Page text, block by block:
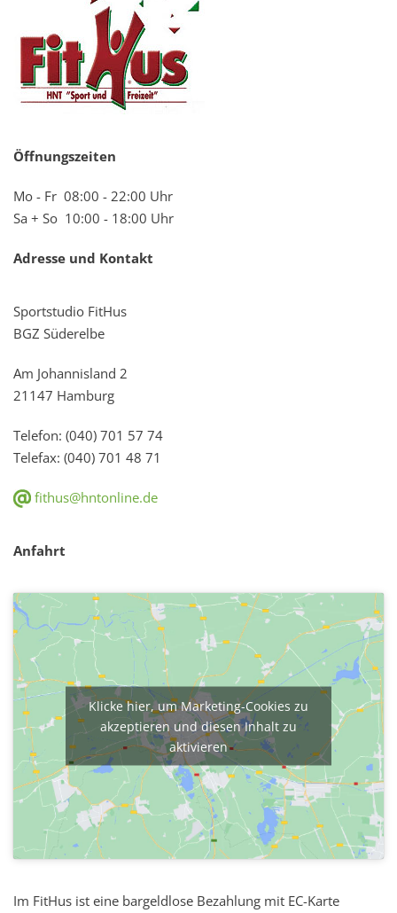
Öffnungszeiten
Mo - Fr 08:00 - 22:00 Uhr
Sa + So 10:00 - 18:00 Uhr
Adresse und Kontakt
Sportstudio FitHus
BGZ Süderelbe
Am Johannisland 2
21147 Hamburg
Telefon: (040) 701 57 74
Telefax: (040) 701 48 71
fithus@hntonline.de
Anfahrt
Klicke hier, um Marketing-Cookies zu
akzeptieren und diesen Inhalt zu
aktivieren
Im FitHus ist eine bargeldlose Bezahlung mit EC-Karte